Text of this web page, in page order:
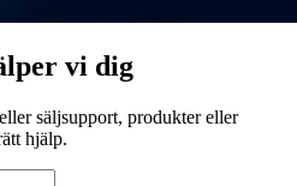
vi dig
säljsupport, produkter eller
hjälp.